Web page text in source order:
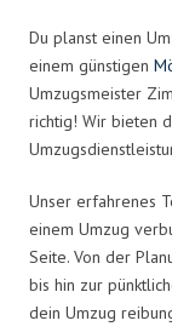
Du planst einen
einem günstigen
Umzugsmeister
richtig! Wir bieten
Unser erfahrenes
einem Umzug
Seite. Von der
bis hin zur
dein Umzug